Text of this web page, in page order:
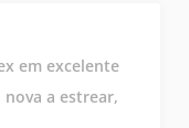
em excelente
a estrear,